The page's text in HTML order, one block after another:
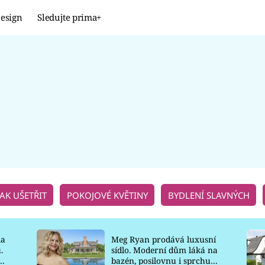
Sledujte prima+
UŠETŘIT POKOJOVÉ KVĚTINY BYDLENÍ SLAVNÝCH
Meg Ryan prodává luxusní
sídlo. Moderní dům láká na
bazén, posilovnu i sprchu